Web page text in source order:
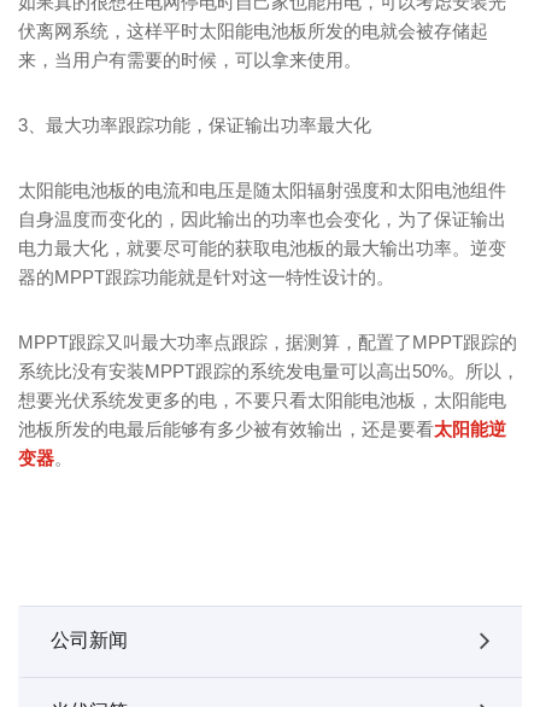
伏离网系统，这样平时太阳能电池板所发的电就会被存储起
来，当用户有需要的时候，可以拿来使用。
3、最大功率跟踪功能，保证输出功率最大化
太阳能电池板的电流和电压是随太阳辐射强度和太阳电池组件
自身温度而变化的，因此输出的功率也会变化，为了保证输出
电力最大化，就要尽可能的获取电池板的最大输出功率。逆变
器的MPPT跟踪功能就是针对这一特性设计的。
MPPT跟踪又叫最大功率点跟踪，据测算，配置了MPPT跟踪的
系统比没有安装MPPT跟踪的系统发电量可以高出50%。所以，
想要光伏系统发更多的电，不要只看太阳能电池板，太阳能电
池板所发的电最后能够有多少被有效输出，还是要看太阳能逆
变器。
公司新闻